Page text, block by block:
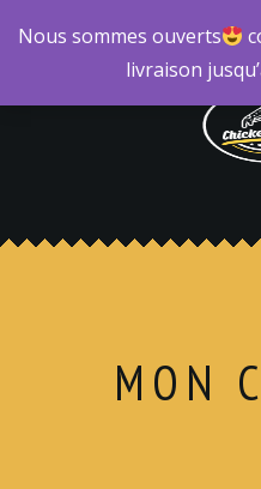
MON
Nous sommes ouverts
livraison